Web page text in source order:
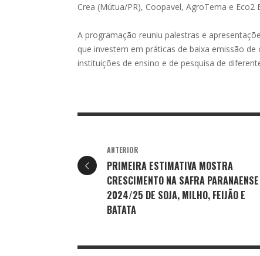
Crea (Mútua/PR), Coopavel, AgroTema e Eco2
A programação reuniu palestras e
que investem em práticas de baixa emissão
instituições de ensino e de pesquisa de
ANTERIOR
PRIMEIRA ESTIMATIVA MOSTRA
CRESCIMENTO NA SAFRA PARANAENSE
2024/25 DE SOJA, MILHO, FEIJÃO E
BATATA